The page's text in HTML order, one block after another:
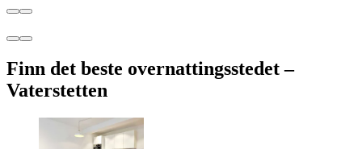
Finn det beste overnattingsstedet –
Vaterstetten